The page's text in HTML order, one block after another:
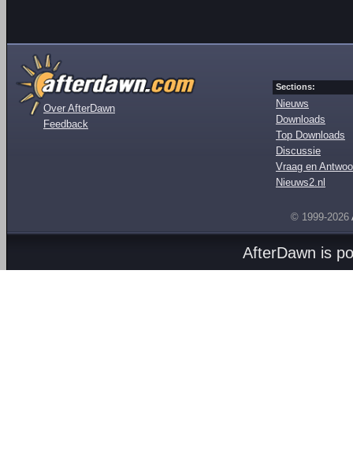
Over AfterDawn
Feedback
Sections:
Nieuws
Downloads
Top Downloads
Discussie
Vraag en
Nieuws2.nl
© 1999-2026
AfterDawn is